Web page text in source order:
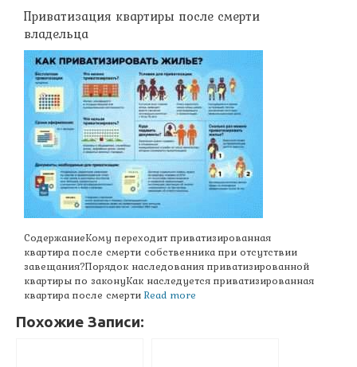
Приватизация квартиры после смерти
владельца
СодержаниеКому переходит приватизированная
квартира после смерти собственника при отсутствии
завещания?Порядок наследования приватизированной
квартиры по законуКак наследуется приватизированная
квартира после смертиRead more
Похожие Записи: